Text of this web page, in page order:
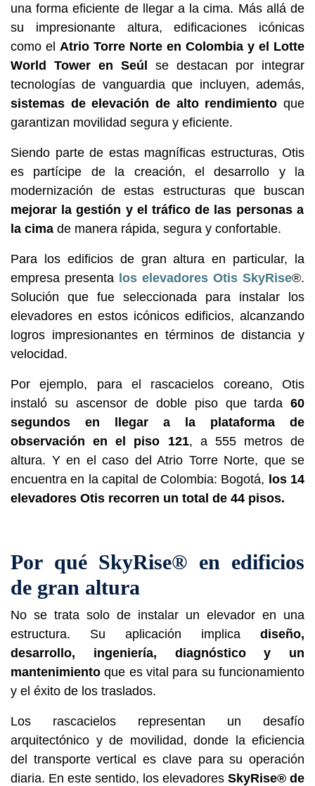
una forma eficiente de llegar a la cima. Más allá de
su impresionante altura, edificaciones icónicas
como el Atrio Torre Norte en Colombia y el Lotte
World Tower en Seúl se destacan por integrar
tecnologías de vanguardia que incluyen, además,
sistemas de elevación de alto rendimiento que
garantizan movilidad segura y eficiente.
Siendo parte de estas magníficas estructuras, Otis
es partícipe de la creación, el desarrollo y la
modernización de estas estructuras que buscan
mejorar la gestión y el tráfico de las personas a
la cima de manera rápida, segura y confortable.
Para los edificios de gran altura en particular, la
empresa presenta los elevadores Otis SkyRise®.
Solución que fue seleccionada para instalar los
elevadores en estos icónicos edificios, alcanzando
logros impresionantes en términos de distancia y
velocidad.
Por ejemplo, para el rascacielos coreano, Otis
instaló su ascensor de doble piso que tarda 60
segundos en llegar a la plataforma de
observación en el piso 121, a 555 metros de
altura. Y en el caso del Atrio Torre Norte, que se
encuentra en la capital de Colombia: Bogotá, los 14
elevadores Otis recorren un total de 44 pisos.
Por qué SkyRise® en edificios
de gran altura
No se trata solo de instalar un elevador en una
estructura. Su aplicación implica diseño,
desarrollo, ingeniería, diagnóstico y un
mantenimiento que es vital para su funcionamiento
y el éxito de los traslados.
Los rascacielos representan un desafío
arquitectónico y de movilidad, donde la eficiencia
del transporte vertical es clave para su operación
diaria. En este sentido, los elevadores SkyRise® de